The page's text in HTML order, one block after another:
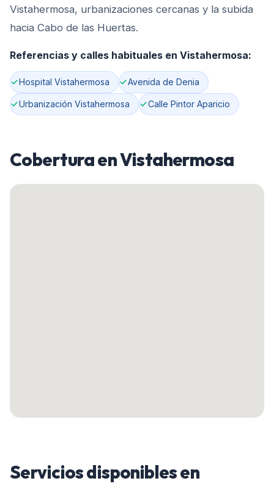
Vistahermosa, urbanizaciones cercanas y la subida
hacia Cabo de las Huertas.
Referencias y calles habituales en Vistahermosa:
Hospital Vistahermosa Avenida de Denia
Urbanización Vistahermosa Calle Pintor Aparicio
Cobertura enVistahermosa
Servicios disponibles en